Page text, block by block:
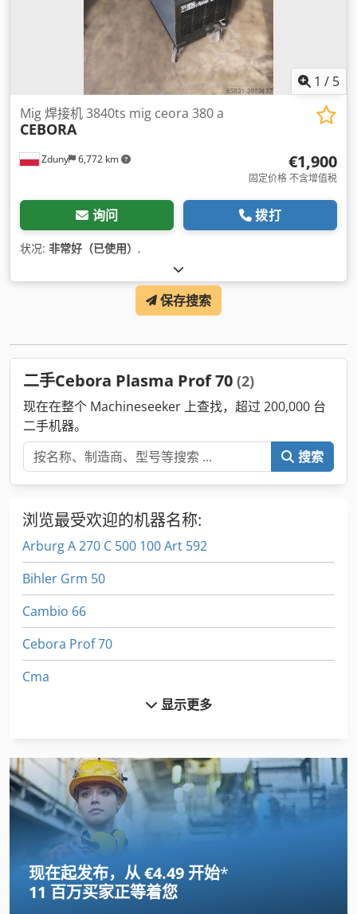
1 / 5
Zduny 6,772 km
Mig 焊接机 3840ts mig ceora 380 a
CEBORA
€1,900
固定价格 不含增值税
询问 拨打
状况: 非常好（已使用） ,
保存搜索
二手Cebora Plasma Prof 70 (2)
现在在整个 Machineseeker 上查找，超过 200,000 台
二手机器。
搜索
浏览最受欢迎的机器名称:
Arburg A 270 C 500 100 Art 592
Bihler Grm 50
Cambio 66
Cebora Prof 70
Cma
Euclid R 50
Felder Af 22
Gildemeister Ct 20
Hitachi Ex 55 Ur
Horizon Spf 10
显示更多
现在起发布，从 €4.49 开始*
11 百万买家正等着您